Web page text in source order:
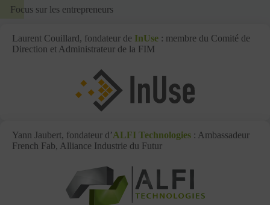
Focus sur les entrepreneurs
Laurent Couillard, fondateur de InUse : membre du Comité de
Direction et Administrateur de la FIM
Yann Jaubert, fondateur d’ALFI Technologies : Ambassadeur
French Fab, Alliance Industrie du Futur